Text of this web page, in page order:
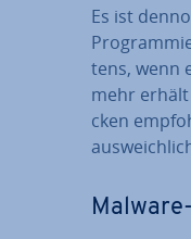
Es ist
tens, wenn
mehr
cken